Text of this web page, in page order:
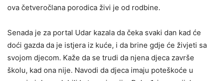
ova četveročlana porodica živi je od rodbine.
Senada je za portal Udar kazala da čeka svaki dan kad će
doći gazda da je istjera iz kuće, i da brine gdje će živjeti sa
svojom djecom. Kaže da se trudi da njena djeca završe
školu, kad ona nije. Navodi da djeca imaju poteškoće u